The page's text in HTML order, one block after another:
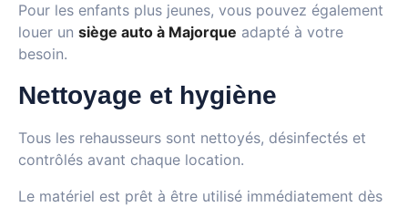
Pour les enfants plus jeunes, vous pouvez également
louer un siège auto à Majorque adapté à votre
besoin.
Nettoyage et hygiène
Tous les rehausseurs sont nettoyés, désinfectés et
contrôlés avant chaque location.
Le matériel est prêt à être utilisé immédiatement dès